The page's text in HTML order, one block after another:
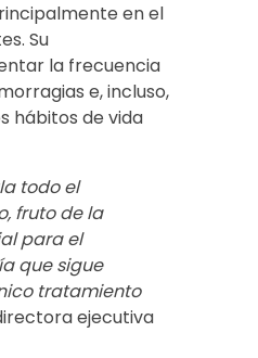
en el
Su
la frecuencia
e, incluso,
hábitos de vida
todo el
fruto de la
para el
que sigue
tratamiento
ejecutiva